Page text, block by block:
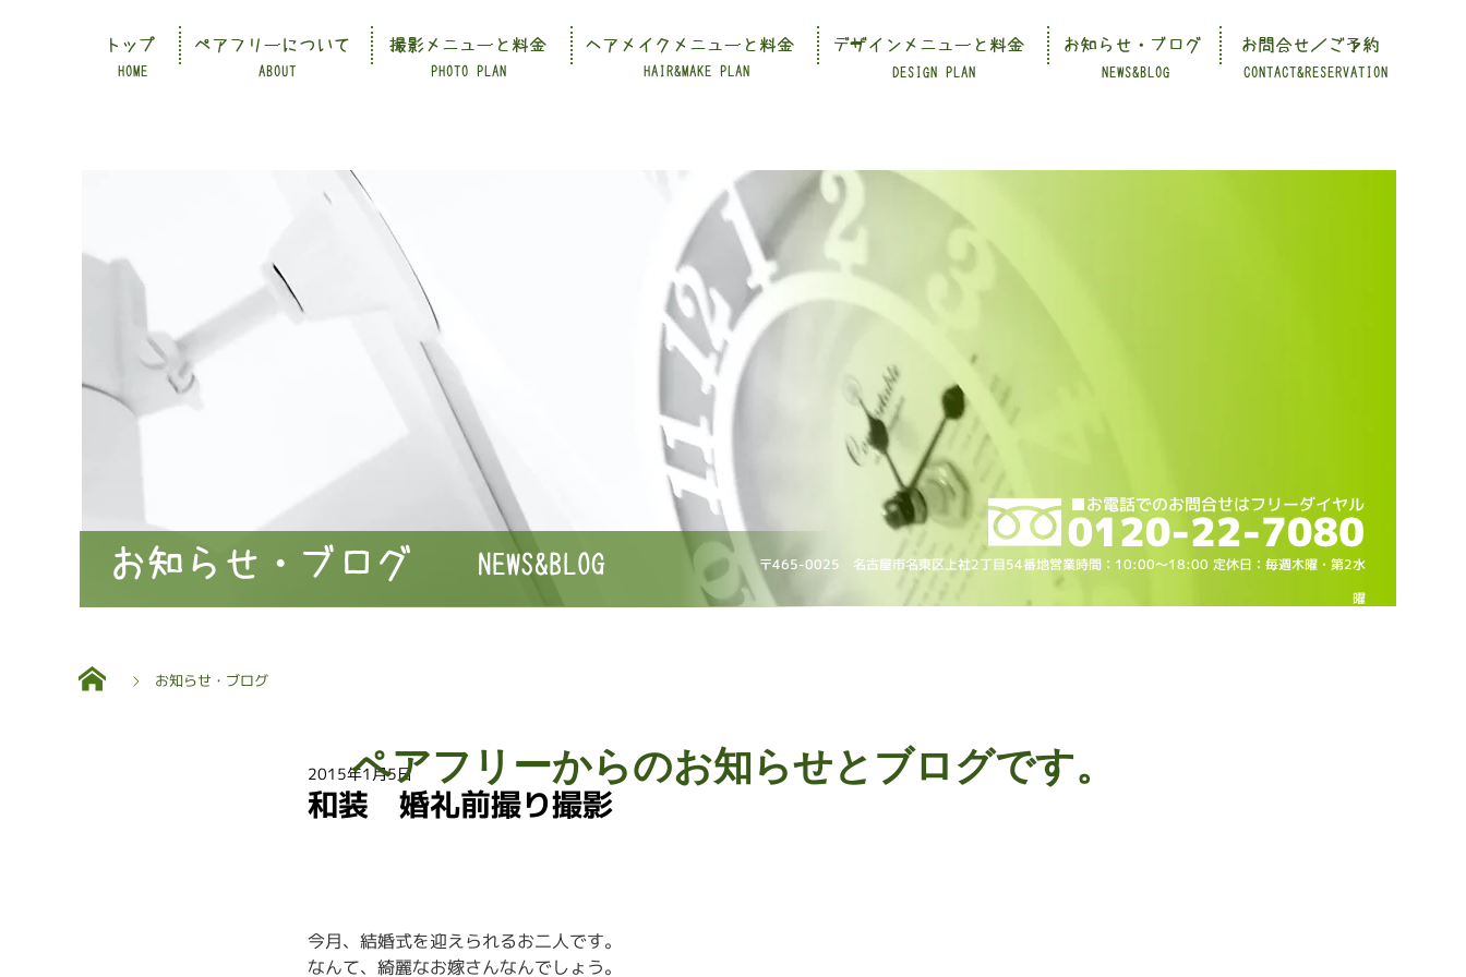
CONTACT&RESERVATION
HOME ABOUT PHOTO PLAN HAIR&MAKE PLAN DESIGN PLAN NEWS&BLOG
トップ ペアフリーについて 撮影メニューと料金 ヘアメイクメニューと料金 デザインメニューと料金 お知らせ・ブログ お問合せ／ご予約
〒465-0025 名古屋市名東区上社2丁目54番地営業時間：10:00～18:00 定休日：毎週木曜・第2水
曜
NEWS&BLOG
お知らせ・ブログ
お知らせ・ブログ
和装 婚礼前撮り撮影
2015年1月5日
今月、結婚式を迎えられるお二人です。
なんて、綺麗なお嫁さんなんでしょう。
ペアフリーからのお知らせとブログです。